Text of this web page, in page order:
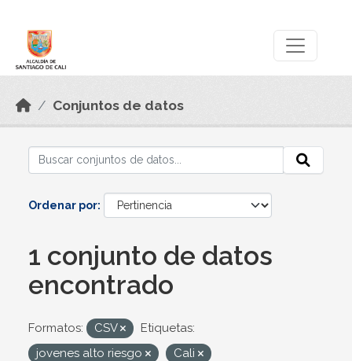
Conjuntos de datos
Ordenar por
1 conjunto de datos
encontrado
Formatos: CSV
Etiquetas:
jovenes alto riesgo
Cali